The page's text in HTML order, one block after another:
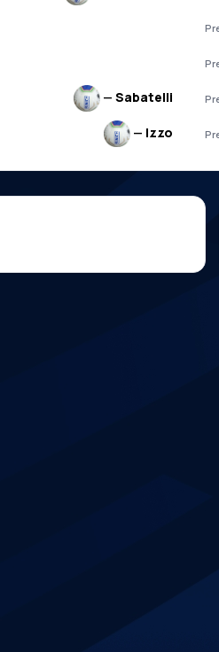
—Sabatelli
— Izzo